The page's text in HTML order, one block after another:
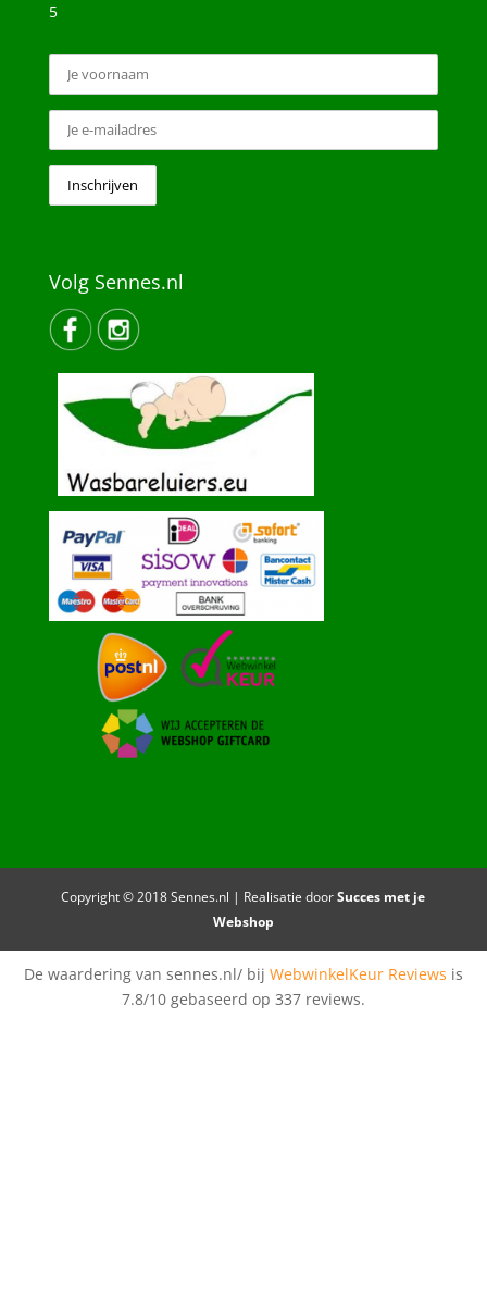
5
Volg Sennes.nl
Copyright © 2018 Sennes.nl | Realisatie doorSucces met je
Webshop
De waardering van sennes.nl/ bij WebwinkelKeur Reviews is
7.8/10 gebaseerd op 337 reviews.